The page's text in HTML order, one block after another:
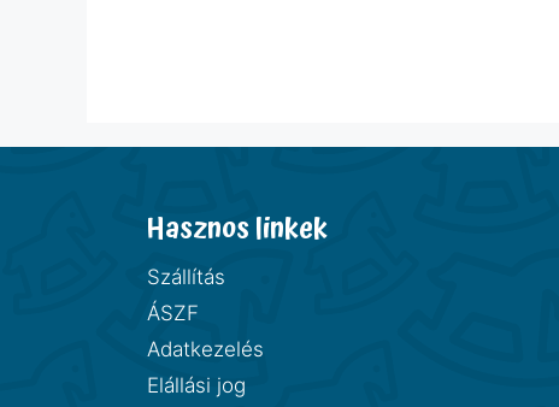
Hasznos linkek
Szállítás
ÁSZF
Adatkezelés
Elállási jog